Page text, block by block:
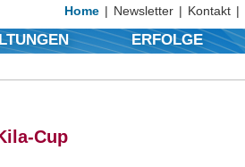
Home Newsletter Kontakt
ERFOLGE
Cup